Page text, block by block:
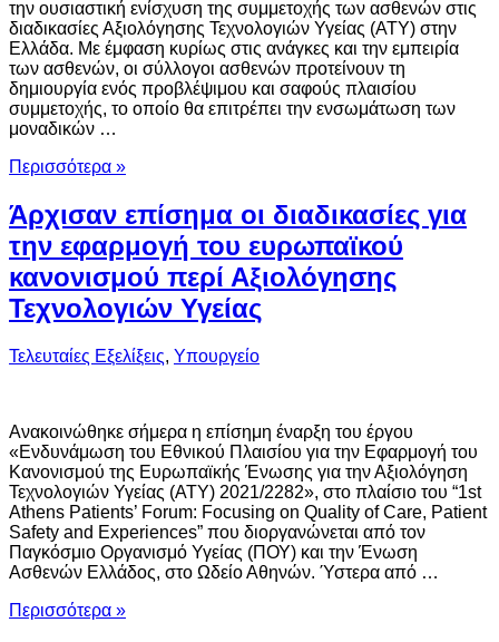
την ουσιαστική ενίσχυση της συμμετοχής των ασθενών στις
διαδικασίες Αξιολόγησης Τεχνολογιών Υγείας (ΑΤΥ) στην
Ελλάδα. Με έμφαση κυρίως στις ανάγκες και την εμπειρία
των ασθενών, οι σύλλογοι ασθενών προτείνουν τη
δημιουργία ενός προβλέψιμου και σαφούς πλαισίου
συμμετοχής, το οποίο θα επιτρέπει την ενσωμάτωση των
μοναδικών …
Περισσότερα »
Άρχισαν επίσημα οι διαδικασίες για
την εφαρμογή του ευρωπαϊκού
κανονισμού περί Αξιολόγησης
Τεχνολογιών Υγείας
Τελευταίες Εξελίξεις, Υπουργείο
Ανακοινώθηκε σήμερα η επίσημη έναρξη του έργου
«Ενδυνάμωση του Εθνικού Πλαισίου για την Εφαρμογή του
Κανονισμού της Ευρωπαϊκής Ένωσης για την Αξιολόγηση
Τεχνολογιών Υγείας (ΑΤΥ) 2021/2282», στο πλαίσιο του “1st
Athens Patients’ Forum: Focusing on Quality of Care, Patient
Safety and Experiences” που διοργανώνεται από τον
Παγκόσμιο Οργανισμό Υγείας (ΠΟΥ) και την Ένωση
Ασθενών Ελλάδος, στο Ωδείο Αθηνών. Ύστερα από …
Περισσότερα »